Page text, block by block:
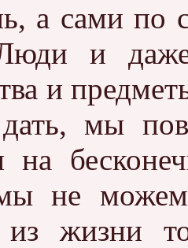
а сами по
Люди и
и
мы
на
не можем
из жизни